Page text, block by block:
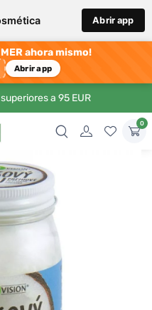
Abrir app
ahora mismo!
Abrir app
a 95 EUR
0